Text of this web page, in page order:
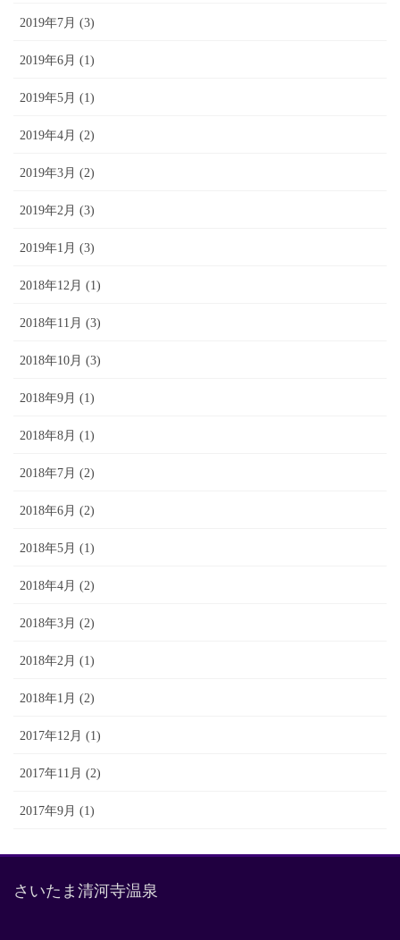
2019年7月 (3)
2019年6月 (1)
2019年5月 (1)
2019年4月 (2)
2019年3月 (2)
2019年2月 (3)
2019年1月 (3)
2018年12月 (1)
2018年11月 (3)
2018年10月 (3)
2018年9月 (1)
2018年8月 (1)
2018年7月 (2)
2018年6月 (2)
2018年5月 (1)
2018年4月 (2)
2018年3月 (2)
2018年2月 (1)
2018年1月 (2)
2017年12月 (1)
2017年11月 (2)
2017年9月 (1)
さいたま清河寺温泉